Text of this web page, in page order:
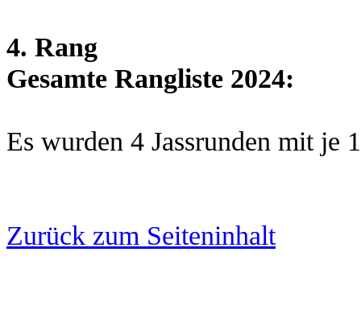
4. Rang
Gesamte Rangliste 2024:
Es wurden 4 Jassrunden mit je
Zurück zum Seiteninhalt